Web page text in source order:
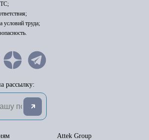
условий труда;
рассылку:
Attek Group